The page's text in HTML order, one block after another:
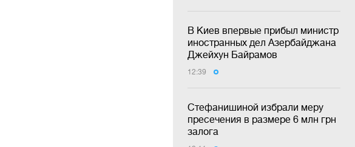
В Киев впервые прибыл министр
иностранных дел Азербайджана
Джейхун Байрамов
12:39
Стефанишиной избрали меру
пресечения в размере 6 млн грн
залога